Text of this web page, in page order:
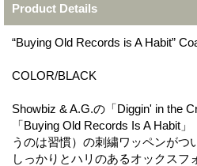
Product Details
“Buying Old Records is A Habit”
COLOR/BLACK
Showbiz & A.G.の「Diggin' in the
「Buying Old Records Is A Habit
うのは習慣）の刺繍ワッペンがつ
しっかりとハリのあるオックスフ